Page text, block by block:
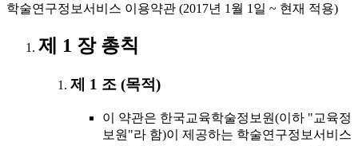
학술연구정보서비스 이용약관 (2017년 1월 1일 ~ 현재 적용)
제 1 장 총칙
제 1 조 (목적)
이 약관은 한국교육학술정보원(이하 "교육정
보원"라 함)이 제공하는 학술연구정보서비스